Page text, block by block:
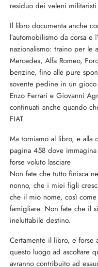
residuo dei veleni
Il libro documenta anche
l’automobilismo da corsa
nazionalismo: traino per le
Mercedes, Alfa Romeo,
benzine, fino alle pure
sovente pedine in un
Enzo Ferrari e Giovanni
continuati anche quando
FIAT.
Ma torniamo al libro, e alla
pagina 458 dove
forse voluto lasciare
Non fate che tutto finisca
nonno, che i miei figli
che il mio nome, così
famigliare. Non fate che il
ineluttabile destino.
Certamente il libro, e forse
questo luogo ad ascoltare
avranno contribuito ad